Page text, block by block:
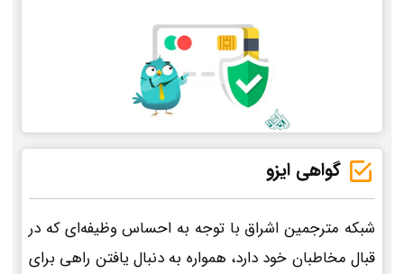
گواهی ایزو
شبکه مترجمین اشراق با توجه به احساس وظیفه‌ای که در
قبال مخاطبان خود دارد، همواره به دنبال یافتن راهی برای